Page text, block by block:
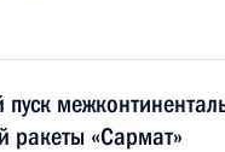
пуск
ракеты «Сармат»